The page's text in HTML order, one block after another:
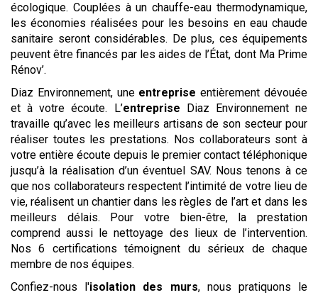
écologique. Couplées à un chauffe-eau thermodynamique,
les économies réalisées pour les besoins en eau chaude
sanitaire seront considérables. De plus, ces équipements
peuvent être financés par les aides de l’État, dont Ma Prime
Rénov’.
Diaz Environnement, une entreprise entièrement dévouée
et à votre écoute. L’entreprise Diaz Environnement ne
travaille qu’avec les meilleurs artisans de son secteur pour
réaliser toutes les prestations. Nos collaborateurs sont à
votre entière écoute depuis le premier contact téléphonique
jusqu’à la réalisation d’un éventuel SAV. Nous tenons à ce
que nos collaborateurs respectent l’intimité de votre lieu de
vie, réalisent un chantier dans les règles de l’art et dans les
meilleurs délais. Pour votre bien-être, la prestation
comprend aussi le nettoyage des lieux de l’intervention.
Nos 6 certifications témoignent du sérieux de chaque
membre de nos équipes.
Confiez-nous l'isolation des murs, nous pratiquons le